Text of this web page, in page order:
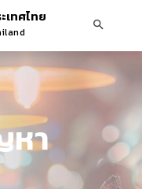
ทศไทย
หา